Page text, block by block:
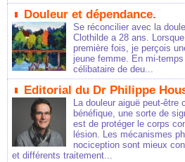
Douleur et dépendance.
Se réconcilier avec la
Clothilde a 28 ans.
première fois, je perçois
jeune femme. En mi-
célibataire de deu...
Editorial du Dr Philippe
La douleur aiguë peut-être
bénéfique, une sorte de
est de protéger le corps
lésion. Les mécanismes
nociception sont mieux
et différents traitement...